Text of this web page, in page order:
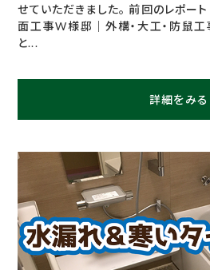
せていただきました。 前回のレポ
面工事W様邸｜外構・大工・防鼠
と...
詳細をみる